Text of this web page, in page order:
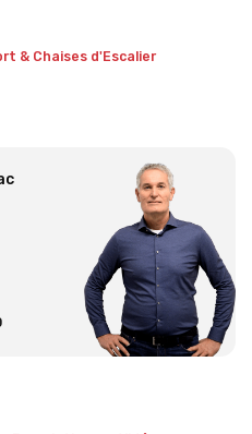
& Chaises d'Escalier